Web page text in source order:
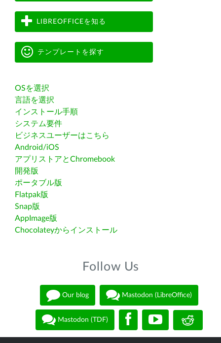
LIBREOFFICEを知る
テンプレートを探す
OSを選択
言語を選択
インストール手順
システム要件
ビジネスユーザーはこちら
Android/iOS
アプリストアとChromebook
開発版
ポータブル版
Flatpak版
Snap版
AppImage版
Chocolateyからインストール
Follow Us
Our blog Mastodon (LibreOffice)
Mastodon (TDF)